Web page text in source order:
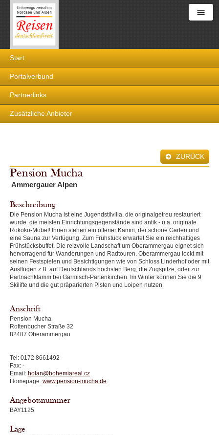
deutschlandweit
Start
Portalverbund
Partnerlinks
Zusätzliche Anbieter
ZURÜCK
Pension Mucha
Ammergauer Alpen
Beschreibung
Die Pension Mucha ist eine Jugendstilvilla, die originalgetreu restauriert
wurde. die meisten Einrichtungsgegenstände sind antik - u.a. originale
Rokoko-Möbel! Ihnen stehen ein offener Kamin, der schöne Garten und
eine Sauna zur Verfügung. Zum Frühstück erwartet Sie ein reichhaltiges
Frühstücksbuffet. Die reizvolle Landschaft um Oberammergau eignet sich
hervorragend für Wanderungen und Radtouren. Oberammergau lockt mit
seinen Festspielen und Besichtigungen wie von Schloss Linderhof oder mit
Ausflügen z.B. auf Deutschlands höchsten Berg, die Zugspitze, oder zur
Partnachklamm bei Garmisch-Partenkirchen. Im Winter können Sie die 9
Skilifte und die gut präparierten Pisten und Loipen nutzen.
Anschrift
Pension Mucha
Rottenbucher Straße 32
82487 Oberammergau
Tel: 0172 8661492
Fax: -
Email: holan@bohemiareal.cz
Homepage: www.pension-mucha.de
Angebotsnummer
BAY1125
Lage